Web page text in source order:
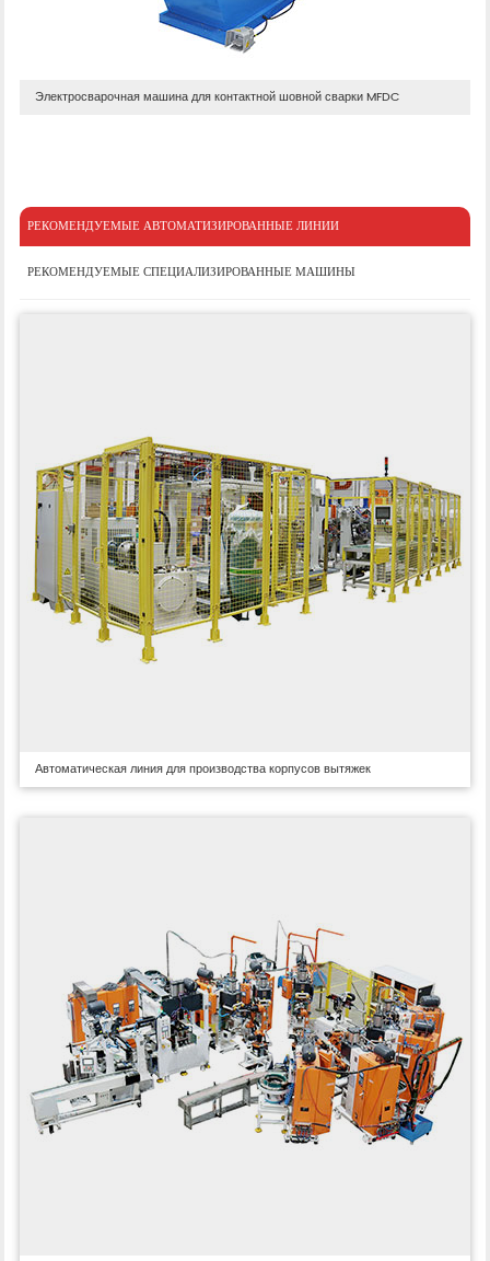
Электросварочная машина для контактной шовной сварки MFDC
РЕКОМЕНДУЕМЫЕ АВТОМАТИЗИРОВАННЫЕ ЛИНИИ
РЕКОМЕНДУЕМЫЕ СПЕЦИАЛИЗИРОВАННЫЕ МАШИНЫ
Автоматическая линия для производства корпусов вытяжек